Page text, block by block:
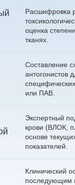
Расшифровка
оценка
тканях.
Составление
антогонистов
или ПАВ.
Экспертный
крови (ВЛОК,
основе
показателей.
Клинический
последующим